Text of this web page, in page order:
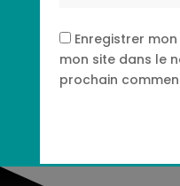
Enregistrer
mon site dans le
prochain